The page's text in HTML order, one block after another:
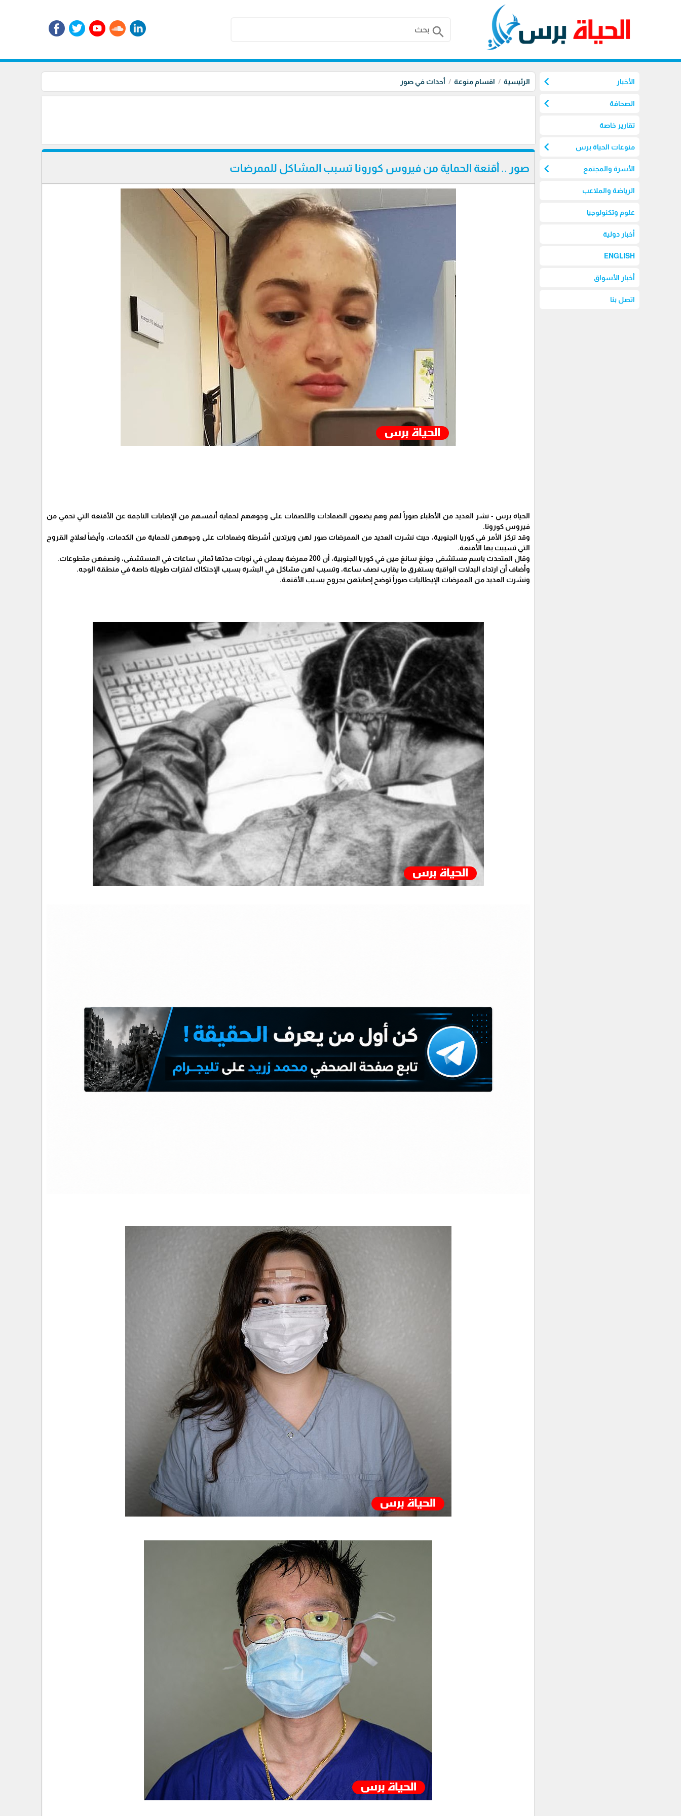
search
الأخبار chevron_left
الصحافة chevron_left
تقارير خاصة
منوعات الحياة برس chevron_left
الأسرة والمجتمع chevron_left
الرياضة والملاعب
علوم وتكنولوجيا
أخبار دولية
ENGLISH
أخبار الأسواق
اتصل بنا
الرئيسية اقسام منوعة أحداث في صور
صور .. أقنعة الحماية من فيروس كورونا تسبب المشاكل للممرضات
الحياة برس - نشر العديد من الأطباء صوراً لهم وهم يضعون الضمادات واللصقات على وجوههم لحماية أنفسهم من الإصابات الناجمة عن الأقنعة التي تحمي من
فيروس كورونا.
وقد تركز الأمر في كوريا الجنوبية، حيث نشرت العديد من الممرضات صور لهن ويرتدين أشرطة وضمادات على وجوههن للحماية من الكدمات، وأيضاً لعلاج القروح
التي تسببت بها الأقنعة.
وقال المتحدث باسم مستشفى جونغ سانغ مين في كوريا الجنوبية، أن 200 ممرضة يعملن في نوبات مدتها ثماني ساعات في المستشفى، ونصفهن متطوعات.
وأضاف أن ارتداء البدلات الواقية يستغرق ما يقارب نصف ساعة، وتسبب لهن مشاكل في البشرة بسبب الإحتكاك لفترات طويلة خاصة في منطقة الوجه.
ونشرت العديد من الممرضات الإيطاليات صوراً توضح إصابتهن بجروح بسبب الأقنعة.